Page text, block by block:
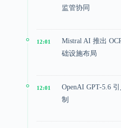
监管协同
12:01
Mistral AI 推出
础设施布局
12:01
OpenAI GPT-5.6
制